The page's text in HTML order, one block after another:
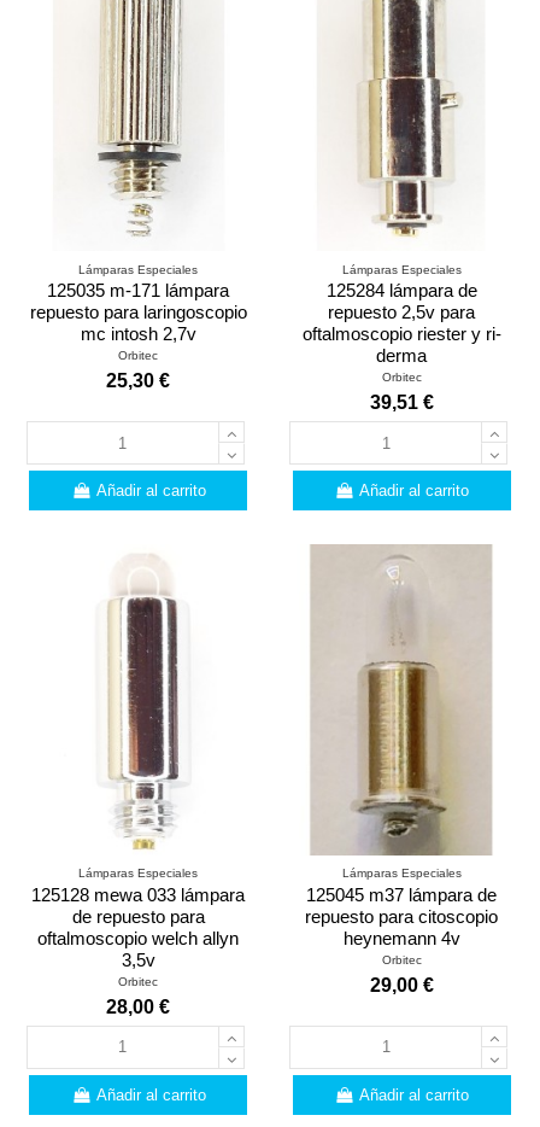
Lámparas Especiales
125035 m-171 lámpara
repuesto para laringoscopio
mc intosh 2,7v
Orbitec
25,30 €
Añadir al carrito
Lámparas Especiales
125284 lámpara de
repuesto 2,5v para
oftalmoscopio riester y ri-
derma
Orbitec
39,51 €
Añadir al carrito
Lámparas Especiales
125128 mewa 033 lámpara
de repuesto para
oftalmoscopio welch allyn
3,5v
Orbitec
28,00 €
Añadir al carrito
Lámparas Especiales
125045 m37 lámpara de
repuesto para citoscopio
heynemann 4v
Orbitec
29,00 €
Añadir al carrito